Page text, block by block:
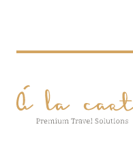
MANDARIN
СКИДКИ ДО 30 %
РАЗМЕЩЕНИЕ